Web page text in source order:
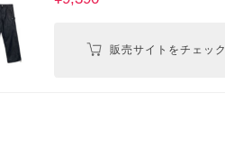
販売サイトをチェック